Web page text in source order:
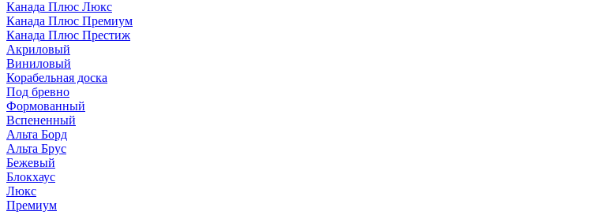
Канада Плюс Люкс
Канада Плюс Премиум
Канада Плюс Престиж
Акриловый
Виниловый
Корабельная доска
Под бревно
Формованный
Вспененный
Альта Борд
Альта Брус
Бежевый
Блокхаус
Люкс
Премиум